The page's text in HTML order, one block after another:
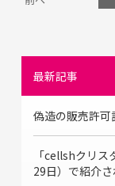
最新記事
偽造の販売許
「cellshクリ
29日）で紹介さ